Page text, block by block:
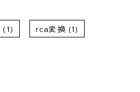
(1) rca変換 (1)